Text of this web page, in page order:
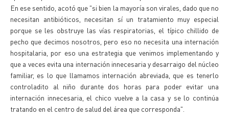
En ese sentido, acotó que "si bien la mayoría son virales, dado que no
necesitan antibióticos, necesitan sí un tratamiento muy especial
porque se les obstruye las vías respiratorias, el típico chillido de
pecho que decimos nosotros, pero eso no necesita una internación
hospitalaria, por eso una estrategia que venimos implementando y
que a veces evita una internación innecesaria y desarraigo del núcleo
familiar, es lo que llamamos internación abreviada, que es tenerlo
controladito al niño durante dos horas para poder evitar una
internación innecesaria, el chico vuelve a la casa y se lo continúa
tratando en el centro de salud del área que corresponda".